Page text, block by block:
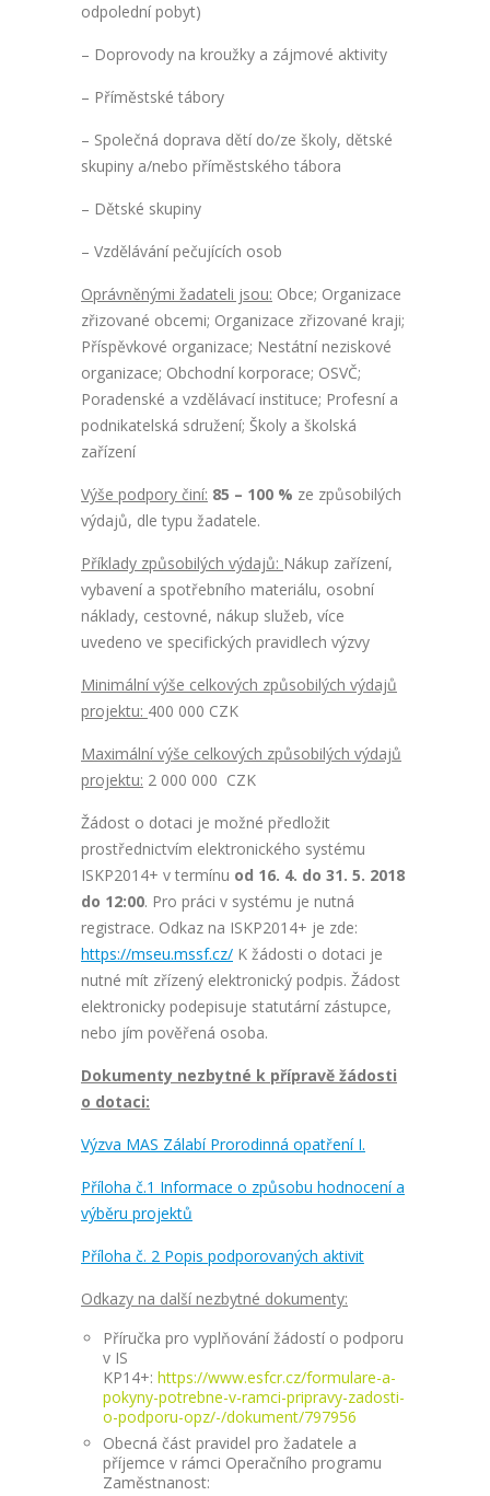
odpolední pobyt)
– Doprovody na kroužky a zájmové aktivity
– Příměstské tábory
– Společná doprava dětí do/ze školy, dětské
skupiny a/nebo příměstského tábora
– Dětské skupiny
– Vzdělávání pečujících osob
Oprávněnými žadateli jsou: Obce; Organizace
zřizované obcemi; Organizace zřizované kraji;
Příspěvkové organizace; Nestátní neziskové
organizace; Obchodní korporace; OSVČ;
Poradenské a vzdělávací instituce; Profesní a
podnikatelská sdružení; Školy a školská
zařízení
Výše podpory činí: 85 – 100 % ze způsobilých
výdajů, dle typu žadatele.
Příklady způsobilých výdajů: Nákup zařízení,
vybavení a spotřebního materiálu, osobní
náklady, cestovné, nákup služeb, více
uvedeno ve specifických pravidlech výzvy
Minimální výše celkových způsobilých výdajů
projektu: 400 000 CZK
Maximální výše celkových způsobilých výdajů
projektu: 2 000 000 CZK
Žádost o dotaci je možné předložit
prostřednictvím elektronického systému
ISKP2014+ v termínu od 16. 4. do 31. 5. 2018
do 12:00. Pro práci v systému je nutná
registrace. Odkaz na ISKP2014+ je zde:
https://mseu.mssf.cz/ K žádosti o dotaci je
nutné mít zřízený elektronický podpis. Žádost
elektronicky podepisuje statutární zástupce,
nebo jím pověřená osoba.
Dokumenty nezbytné k přípravě žádosti
o dotaci:
Výzva MAS Zálabí Prorodinná opatření I.
Příloha č.1 Informace o způsobu hodnocení a
výběru projektů
Příloha č. 2 Popis podporovaných aktivit
Odkazy na další nezbytné dokumenty:
Příručka pro vyplňování žádostí o podporu
v IS
KP14+: https://www.esfcr.cz/formulare-a-
pokyny-potrebne-v-ramci-pripravy-zadosti-
o-podporu-opz/-/dokument/797956
Obecná část pravidel pro žadatele a
příjemce v rámci Operačního programu
Zaměstnanost: